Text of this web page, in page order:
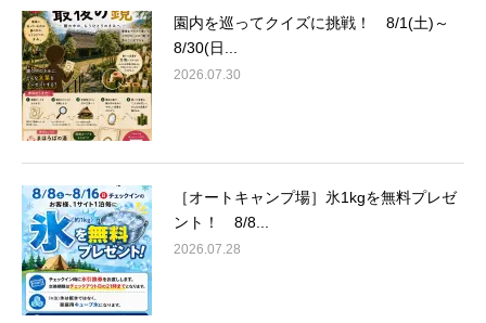
園内を巡ってクイズに挑戦！ 8/1(土)～
8/30(日...
2026.07.30
［オートキャンプ場］氷1kgを無料プレゼ
ント！ 8/8...
2026.07.28